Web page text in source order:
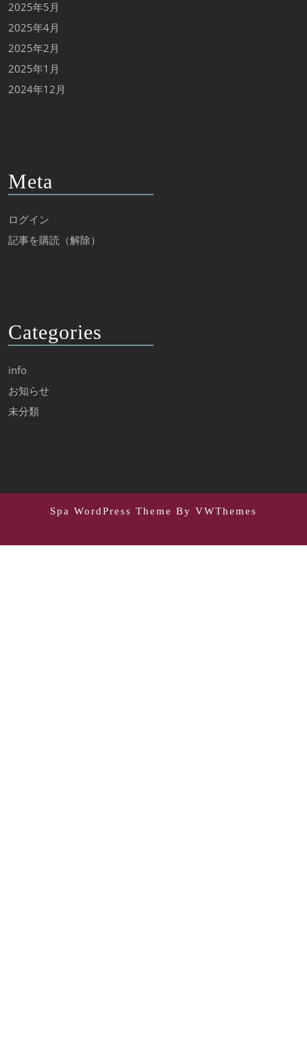
2025年5月
2025年4月
2025年2月
2025年1月
2024年12月
Meta
ログイン
記事を購読（解除）
Categories
info
お知らせ
未分類
Spa WordPress Theme By VWThemes